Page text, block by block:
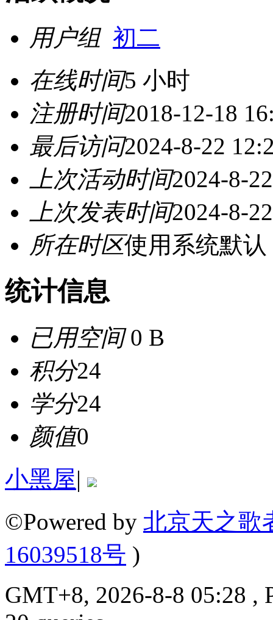
用户组 初二
在线时间5 小时
注册时间2018-12-18
最后访问2024-8-22
上次活动时间2024-8-
上次发表时间2024-8-
所在时区使用系统默认
统计信息
已用空间0 B
积分24
学分24
颜值0
小黑屋|
©Powered by 北京天之歌
16039518号 )
GMT+8, 2026-8-8 05:28 ,